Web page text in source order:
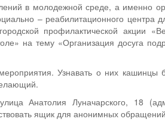
в молодежной среде, а именно
– реабилитационного центра
профилактической акции
на тему «Организация досуга
Узнавать о них кашинцы
Анатолия Луначарского, 18
ящик для анонимных